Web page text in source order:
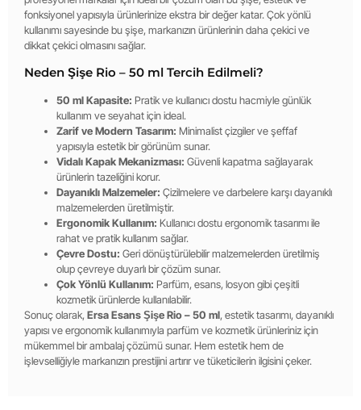
fonksiyonel yapısıyla ürünlerinize ekstra bir değer katar. Çok yönlü
kullanımı sayesinde bu şişe, markanızın ürünlerinin daha çekici ve
dikkat çekici olmasını sağlar.
Neden Şişe Rio – 50 ml Tercih Edilmeli?
50 ml Kapasite: Pratik ve kullanıcı dostu hacmiyle günlük
kullanım ve seyahat için ideal.
Zarif ve Modern Tasarım: Minimalist çizgiler ve şeffaf
yapısıyla estetik bir görünüm sunar.
Vidalı Kapak Mekanizması: Güvenli kapatma sağlayarak
ürünlerin tazeliğini korur.
Dayanıklı Malzemeler: Çizilmelere ve darbelere karşı dayanıklı
malzemelerden üretilmiştir.
Ergonomik Kullanım: Kullanıcı dostu ergonomik tasarımı ile
rahat ve pratik kullanım sağlar.
Çevre Dostu: Geri dönüştürülebilir malzemelerden üretilmiş
olup çevreye duyarlı bir çözüm sunar.
Çok Yönlü Kullanım: Parfüm, esans, losyon gibi çeşitli
kozmetik ürünlerde kullanılabilir.
Sonuç olarak, Ersa Esans Şişe Rio – 50 ml, estetik tasarımı, dayanıklı
yapısı ve ergonomik kullanımıyla parfüm ve kozmetik ürünleriniz için
mükemmel bir ambalaj çözümü sunar. Hem estetik hem de
işlevselliğiyle markanızın prestijini artırır ve tüketicilerin ilgisini çeker.